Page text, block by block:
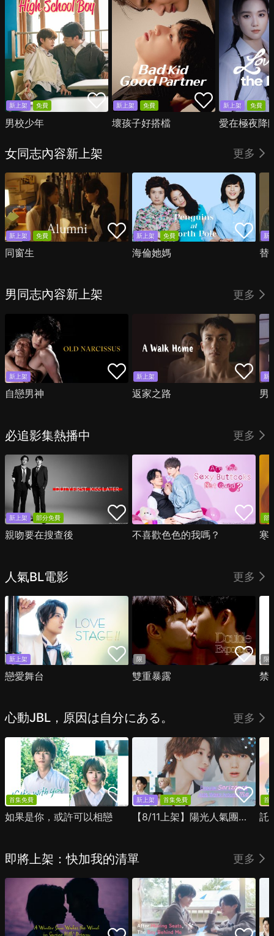
新上架 免費
男校少年
新上架 免費
壞孩子好搭檔
新上架 免費
愛在極夜降
女同志內容新上架 更多
新上架 免費
同窗生
新上架 免費
海倫她媽
新
替
男同志內容新上架 更多
新上架
自戀男神
新上架
返家之路
新
男
必追影集熱播中 更多
新上架 部分免費
親吻要在搜查後 不喜歡色色的我嗎？
部
寒
人氣BL電影 更多
新上架
戀愛舞台
限
雙重暴露
限
禁
心動JBL，原因は自分にある。 更多
首集免費
如果是你，或許可以相戀
新上架 首集免費
【8/11上架】陽光人氣團中的芹澤，在我面前卻有點不對勁
首
託
即將上架：快加我的清單 更多